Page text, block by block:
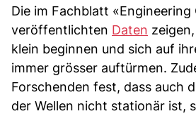
Die im Fachblatt «Engineering
veröffentlichten Daten
klein beginnen und sich auf
immer grösser auftürmen.
Forschenden fest, dass auch
der Wellen nicht stationär ist,